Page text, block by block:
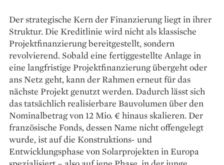
Der strategische Kern der Finanzierung liegt in ihrer
Struktur. Die Kreditlinie wird nicht als klassische
Projektfinanzierung bereitgestellt, sondern
revolvierend. Sobald eine fertiggestellte Anlage in
eine langfristige Projektfinanzierung übergeht oder
ans Netz geht, kann der Rahmen erneut für das
nächste Projekt genutzt werden. Dadurch lässt sich
das tatsächlich realisierbare Bauvolumen über den
Nominalbetrag von 12 Mio. € hinaus skalieren. Der
französische Fonds, dessen Name nicht offengelegt
wurde, ist auf die Konstruktions- und
Entwicklungsphase von Solarprojekten in Europa